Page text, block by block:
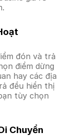
đón và trả
điểm dừng
hay các địa
đều hiển thị
tùy chọn
Chuyển